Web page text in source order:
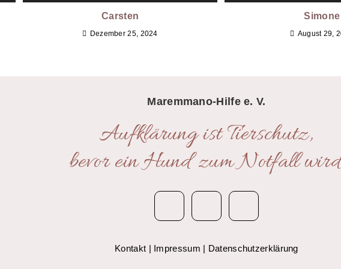
Carsten
Dezember 25, 2024
Simone
August 29,
Maremmano-Hilfe e. V.
Aufklärung ist Tierschutz,
bevor ein Hund zum Notfall
Kontakt Impressum Datenschutzerklärung